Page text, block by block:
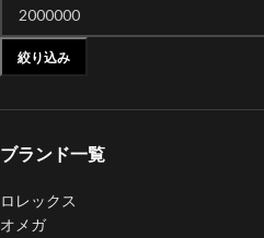
絞り込み
ブランド一覧
ロレックス
オメガ